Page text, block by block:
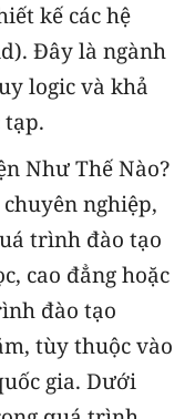
kế các hệ
Đây là ngành
logic và khả
Như Thế Nào?
nghiệp,
trình đào tạo
cao đẳng hoặc
đào tạo
tùy thuộc vào
gia. Dưới